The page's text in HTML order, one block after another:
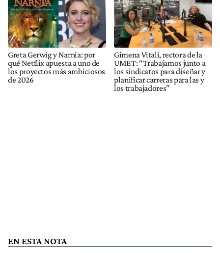
Greta Gerwig y Narnia: por
qué Netflix apuesta a uno de
los proyectos más ambiciosos
de 2026
Gimena Vitali, rectora de la
UMET: “Trabajamos junto a
los sindicatos para diseñar y
planificar carreras para las y
los trabajadores”
EN ESTA NOTA